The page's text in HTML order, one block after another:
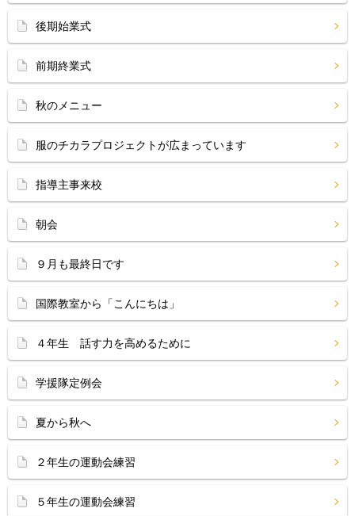
後期始業式
前期終業式
秋のメニュー
服のチカラプロジェクトが広まっています
指導主事来校
朝会
９月も最終日です
国際教室から「こんにちは」
４年生 話す力を高めるために
学援隊定例会
夏から秋へ
２年生の運動会練習
５年生の運動会練習